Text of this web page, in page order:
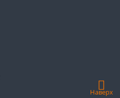
Наверх